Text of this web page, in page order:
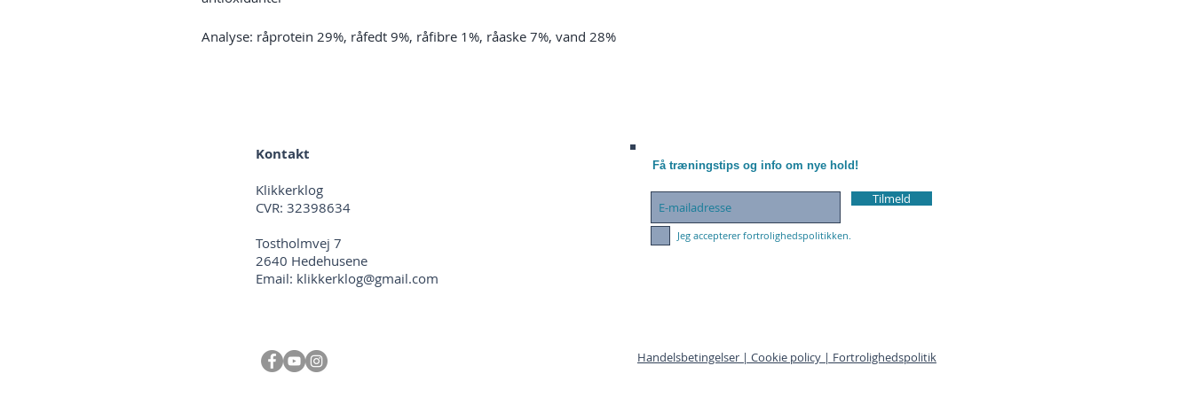
Analyse: råprotein 29%, råfedt 9%, råfibre 1%, råaske 7%, vand 28%
Kontakt
Klikkerklog
CVR: 32398634
Tostholmvej 7
2640 Hedehusene
Email: klikkerklog@gmail.com
Få træningstips og info om nye hold!
Tilmeld
Jeg accepterer fortrolighedspolitikken.
Handelsbetingelser | Cookie policy | Fortrolighedspolitik